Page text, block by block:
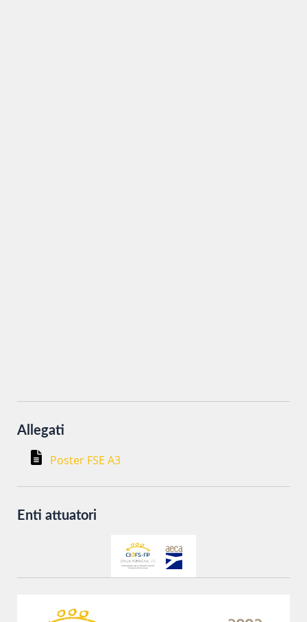
Allegati
Poster FSE A3
Enti attuatori